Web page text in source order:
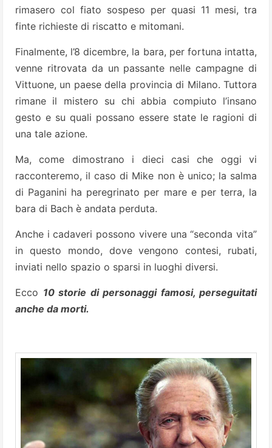
rimasero col fiato sospeso per quasi 11 mesi, tra
finte richieste di riscatto e mitomani.
Finalmente, l’8 dicembre, la bara, per fortuna intatta,
venne ritrovata da un passante nelle campagne di
Vittuone, un paese della provincia di Milano. Tuttora
rimane il mistero su chi abbia compiuto l’insano
gesto e su quali possano essere state le ragioni di
una tale azione.
Ma, come dimostrano i dieci casi che oggi vi
racconteremo, il caso di Mike non è unico; la salma
di Paganini ha peregrinato per mare e per terra, la
bara di Bach è andata perduta.
Anche i cadaveri possono vivere una “seconda vita”
in questo mondo, dove vengono contesi, rubati,
inviati nello spazio o sparsi in luoghi diversi.
Ecco 10 storie di personaggi famosi, perseguitati
anche da morti.